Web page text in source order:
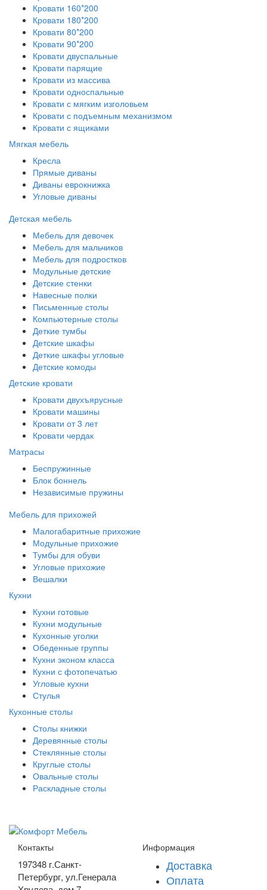
Кровати 160*200
Кровати 180*200
Кровати 80*200
Кровати 90*200
Кровати двуспальные
Кровати парящие
Кровати из массива
Кровати односпальные
Кровати с мягким изголовьем
Кровати с подъемным механизмом
Кровати с ящиками
Мягкая мебель
Кресла
Прямые диваны
Диваны еврокнижка
Угловые диваны
Детская мебель
Мебель для девочек
Мебель для мальчиков
Мебель для подростков
Модульные детские
Детские стенки
Навесные полки
Письменные столы
Компьютерные столы
Деткие тумбы
Детские шкафы
Деткие шкафы угловые
Детские комоды
Детские кровати
Кровати двухъярусные
Кровати машины
Кровати от 3 лет
Кровати чердак
Матрасы
Беспружинные
Блок боннель
Независимые пружины
Мебель для прихожей
Малогабаритные прихожие
Модульные прихожие
Тумбы для обуви
Угловые прихожие
Вешалки
Кухни
Кухни готовые
Кухни модульные
Кухонные уголки
Обеденные группы
Кухни эконом класса
Кухни с фотопечатью
Угловые кухни
Стулья
Кухонные столы
Столы книжки
Деревянные столы
Стеклянные столы
Круглые столы
Овальные столы
Раскладные столы
Контакты
197348 г.Санкт-
Петербург, ул.Генерала
Информация
Доставка
Оплата